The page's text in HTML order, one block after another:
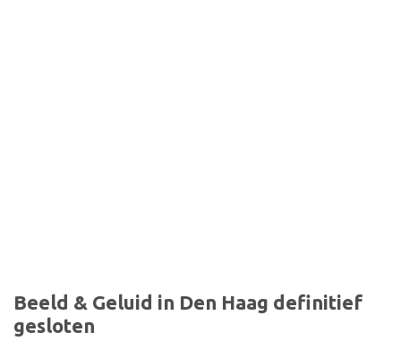
Beeld & Geluid in Den Haag definitief
gesloten